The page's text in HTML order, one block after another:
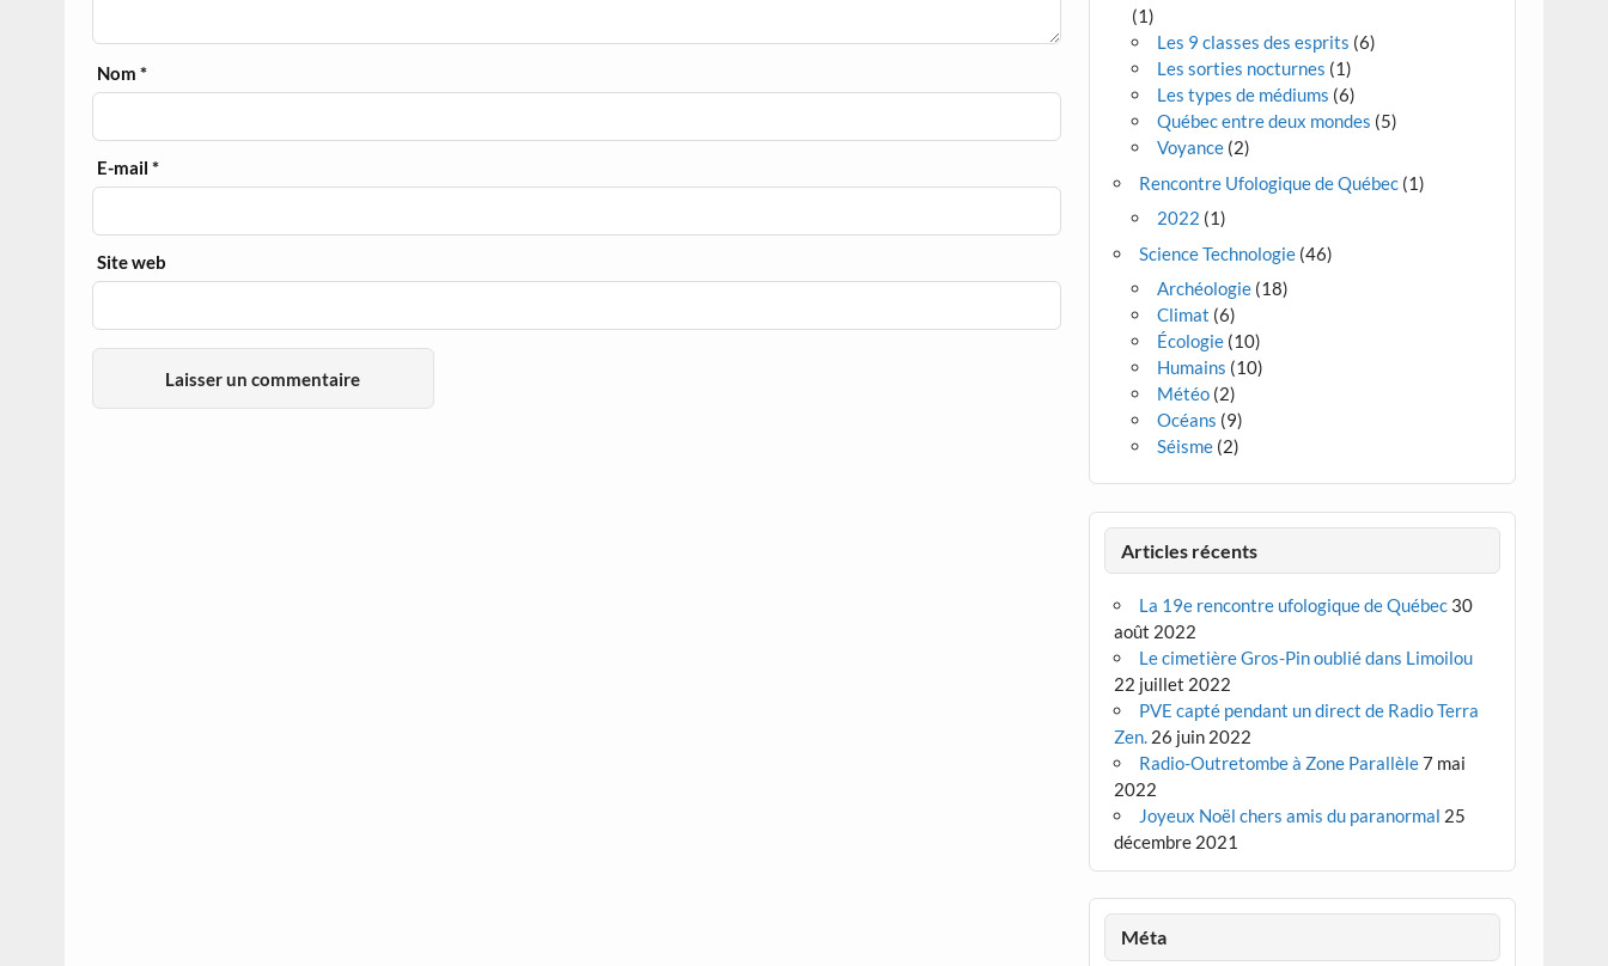
Nom*
E-mail*
Site web
(1)
Les 9 classes des esprits (6)
Les sorties nocturnes (1)
Les types de médiums (6)
Québec entre deux mondes (5)
Voyance (2)
Rencontre Ufologique de Québec (1)
2022 (1)
Science Technologie (46)
Archéologie (18)
Climat (6)
Écologie (10)
Humains (10)
Météo (2)
Océans (9)
Séisme (2)
Articles récents
La 19e rencontre ufologique de Québec 30
août 2022
Le cimetière Gros-Pin oublié dans Limoilou
22 juillet 2022
PVE capté pendant un direct de Radio Terra
Zen. 26 juin 2022
Radio-Outretombe à Zone Parallèle7 mai
2022
Joyeux Noël chers amis du paranormal 25
décembre 2021
Méta